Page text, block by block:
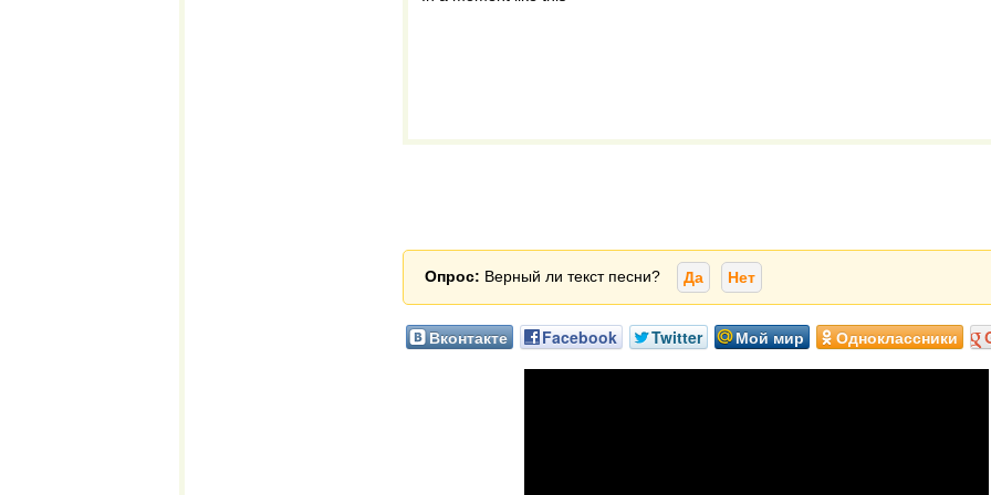
Опрос: Верный ли текст песни? Да Нет
Вконтакте Facebook Twitter Мой мир Одноклассники